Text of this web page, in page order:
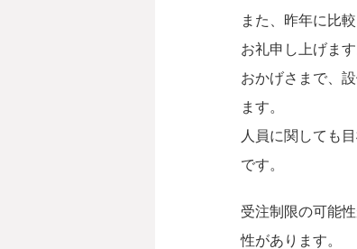
また、昨年に比
お礼申し上げます
おかげさまで、
ます。
人員に関しても
です。
受注制限の可能
性があります。